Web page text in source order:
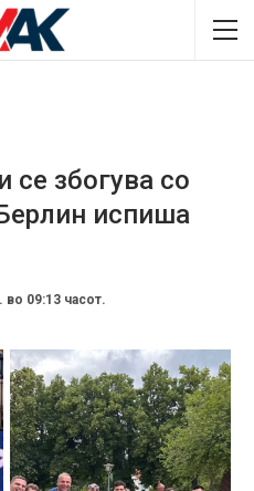
збогува со
испиша
во 09:13 часот.